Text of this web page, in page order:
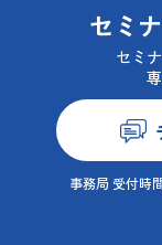
セミ
セミ
事務局 受付時